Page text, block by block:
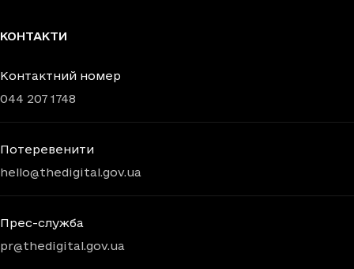
КОНТАКТИ
Контактний номер
044 207 1748
Потеревенити
hello@thedigital.gov.ua
Прес-служба
pr@thedigital.gov.ua